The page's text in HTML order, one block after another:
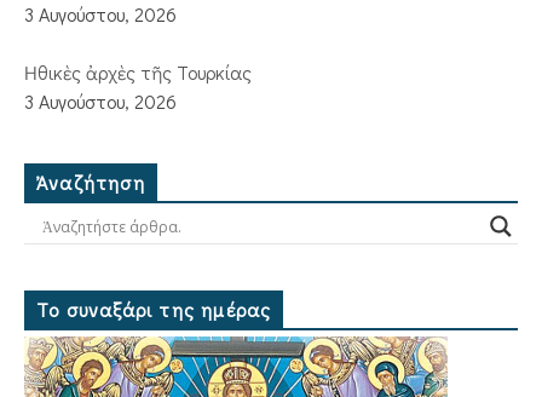
3 Αυγούστου, 2026
Ἠθικὲς ἀρχὲς τῆς Τουρκίας
3 Αυγούστου, 2026
Ἀναζήτηση
Το συναξάρι της ημέρας